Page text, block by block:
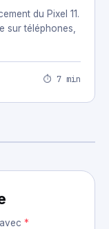
du Pixel 11.
sur téléphones,
⏱ 7 min
*